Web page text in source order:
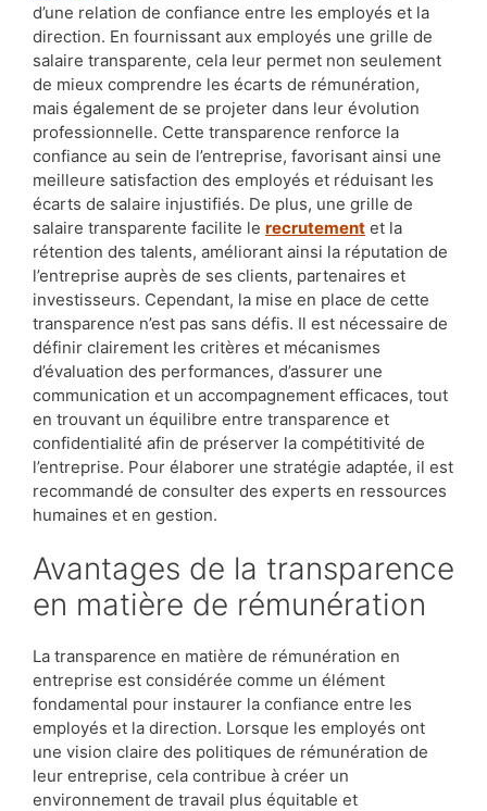
d’une relation de confiance entre les employés et la
direction. En fournissant aux employés une grille de
salaire transparente, cela leur permet non seulement
de mieux comprendre les écarts de rémunération,
mais également de se projeter dans leur évolution
professionnelle. Cette transparence renforce la
confiance au sein de l’entreprise, favorisant ainsi une
meilleure satisfaction des employés et réduisant les
écarts de salaire injustifiés. De plus, une grille de
salaire transparente facilite le recrutement et la
rétention des talents, améliorant ainsi la réputation de
l’entreprise auprès de ses clients, partenaires et
investisseurs. Cependant, la mise en place de cette
transparence n’est pas sans défis. Il est nécessaire de
définir clairement les critères et mécanismes
d’évaluation des performances, d’assurer une
communication et un accompagnement efficaces, tout
en trouvant un équilibre entre transparence et
confidentialité afin de préserver la compétitivité de
l’entreprise. Pour élaborer une stratégie adaptée, il est
recommandé de consulter des experts en ressources
humaines et en gestion.
Avantages de la transparence
en matière de rémunération
La transparence en matière de rémunération en
entreprise est considérée comme un élément
fondamental pour instaurer la confiance entre les
employés et la direction. Lorsque les employés ont
une vision claire des politiques de rémunération de
leur entreprise, cela contribue à créer un
environnement de travail plus équitable et